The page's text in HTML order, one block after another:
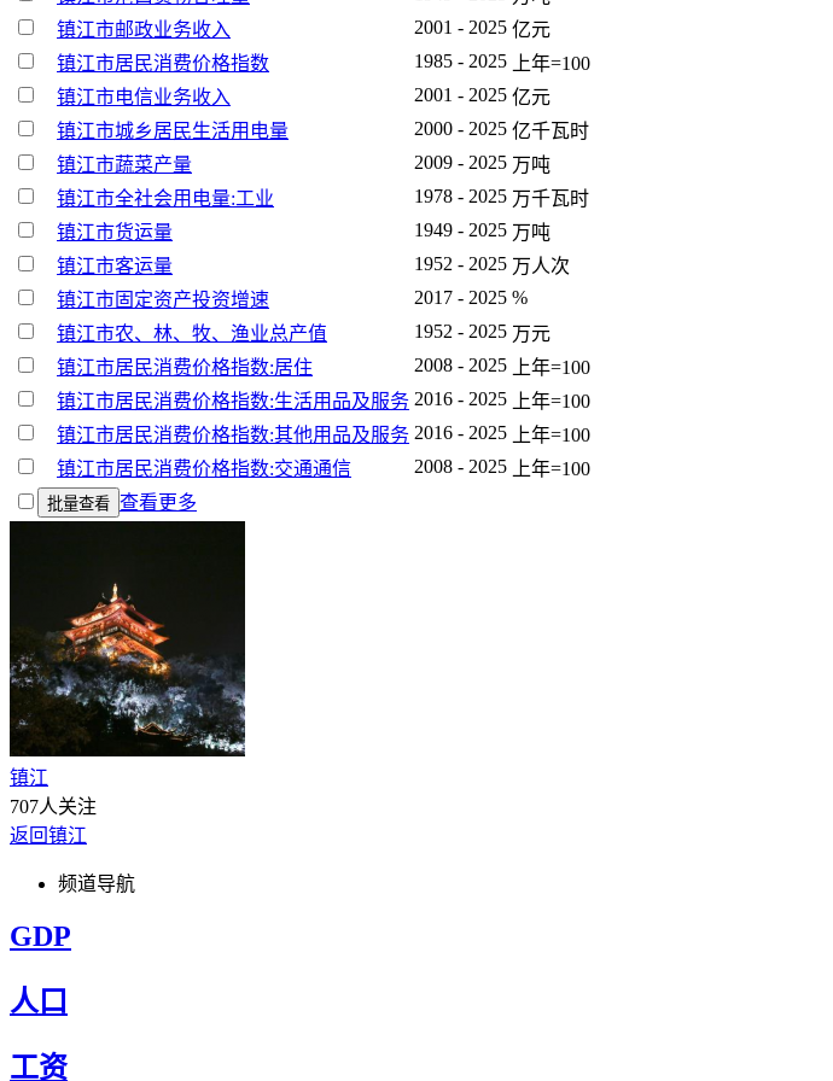
镇江市邮政业务收入
2001 - 2025 亿元
镇江市居民消费价格指数
1985 - 2025
上年=100
镇江市电信业务收入
2001 - 2025 亿元
镇江市城乡居民生活用电量
2000 - 2025 亿千瓦时
镇江市蔬菜产量
2009 - 2025 万吨
镇江市全社会用电量:工业
1978 - 2025 万千瓦时
镇江市货运量
1949 - 2025 万吨
镇江市客运量
1952 - 2025 万人次
镇江市固定资产投资增速
2017 - 2025 %
镇江市农、林、牧、渔业总产值
1952 - 2025 万元
镇江市居民消费价格指数:居住
2008 - 2025
上年=100
镇江市居民消费价格指数:生活用品及服务 2016 - 2025
上年=100
镇江市居民消费价格指数:其他用品及服务 2016 - 2025
上年=100
镇江市居民消费价格指数:交通通信
2008 - 2025 上年=100
批量查看 查看更多
镇江
707人关注
返回镇江
频道导航
GDP
人口
工资